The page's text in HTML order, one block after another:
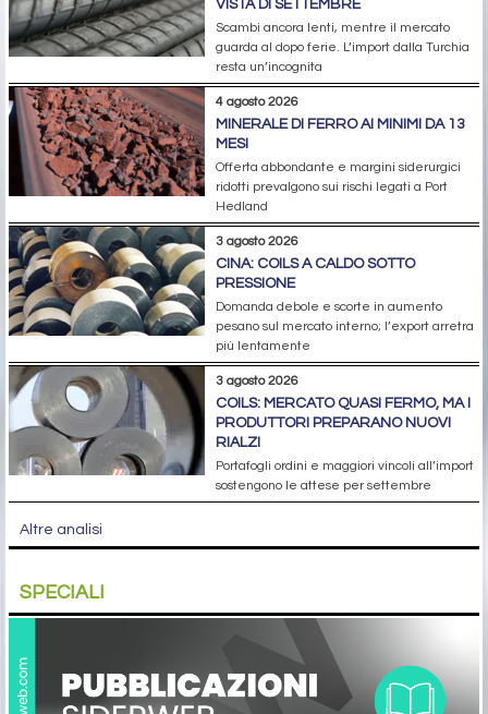
VISTA DI SETTEMBRE
Scambi ancora lenti, mentre il mercato
guarda al dopo ferie. L’import dalla Turchia
resta un’incognita
4 agosto 2026
MINERALE DI FERRO AI MINIMI DA 13
MESI
Offerta abbondante e margini siderurgici
ridotti prevalgono sui rischi legati a Port
Hedland
3 agosto 2026
CINA: COILS A CALDO SOTTO
PRESSIONE
Domanda debole e scorte in aumento
pesano sul mercato interno; l’export arretra
più lentamente
3 agosto 2026
COILS: MERCATO QUASI FERMO, MA I
PRODUTTORI PREPARANO NUOVI
RIALZI
Portafogli ordini e maggiori vincoli all’import
sostengono le attese per settembre
Altre analisi
SPECIALI